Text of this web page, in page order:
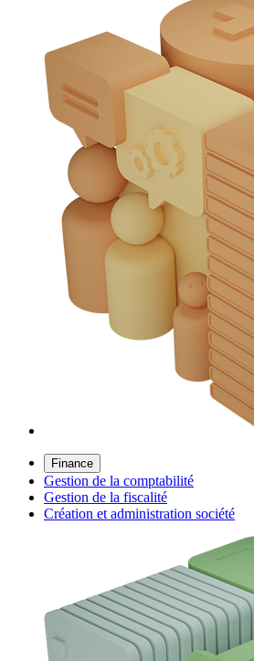
Finance
Gestion de la comptabilité
Gestion de la fiscalité
Création et administration société